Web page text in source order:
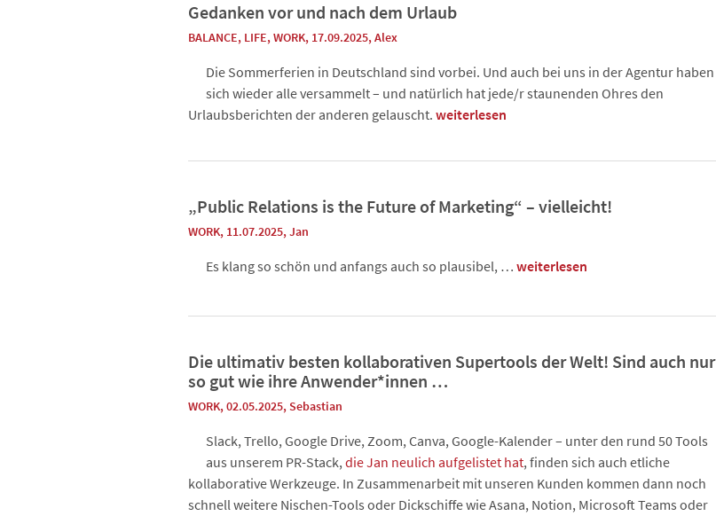
Gedanken vor und nach dem Urlaub
BALANCE, LIFE,WORK, 17.09.2025,Alex
Die Sommerferien in Deutschland sind vorbei. Und auch bei uns in der Agentur haben
sich wieder alle versammelt – und natürlich hat jede/r staunenden Ohres den
Urlaubsberichten der anderen gelauscht. weiterlesen
„Public Relations is the Future of Marketing“ – vielleicht!
WORK, 11.07.2025,Jan
Es klang so schön und anfangs auch so plausibel, … weiterlesen
Die ultimativ besten kollaborativen Supertools der Welt! Sind auch nur
so gut wie ihre Anwender*innen …
WORK, 02.05.2025, Sebastian
Slack, Trello, Google Drive, Zoom, Canva, Google-Kalender – unter den rund 50 Tools
aus unserem PR-Stack,die Jan neulich aufgelistet hat, finden sich auch etliche
kollaborative Werkzeuge. In Zusammenarbeit mit unseren Kunden kommen dann noch
schnell weitere Nischen-Tools oder Dickschiffe wie Asana, Notion, Microsoft Teams oder